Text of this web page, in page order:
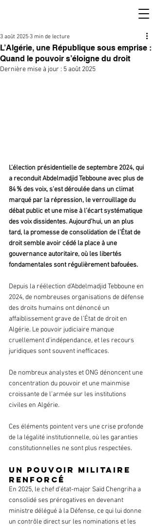
L’Algérie, une République sous emprise :
Quand le pouvoir s’éloigne du droit
3 août 2025 3 min de lecture
Dernière mise à jour : 5 août 2025
L’élection présidentielle de septembre 2024, qui
a reconduit Abdelmadjid Tebboune avec plus de
84 % des voix, s’est déroulée dans un climat
marqué par la répression, le verrouillage du
débat public et une mise à l’écart systématique
des voix dissidentes. Aujourd’hui, un an plus
tard, la promesse de consolidation de l’État de
droit semble avoir cédé la place à une
gouvernance autoritaire, où les libertés
fondamentales sont régulièrement bafouées.
Depuis la réélection d’Abdelmadjid Tebboune en
2024, de nombreuses organisations de défense
des droits humains ont dénoncé un
affaiblissement grave de l’État de droit en
Algérie. Le pouvoir judiciaire manque
cruellement d’indépendance, et les recours
juridiques sont souvent inefficaces.
De nombreux analystes et ONG dénoncent une
concentration du pouvoir et une mainmise
croissante de l’armée sur les institutions
civiles en Algérie.
Ces éléments pointent vers une crise profonde
de la légalité institutionnelle, où les garanties
constitutionnelles ne sont plus respectées.
Un pouvoir militaire
renforcé
En 2025, le chef d’état-major Saïd Chengriha a
consolidé ses prérogatives en devenant
ministre délégué à la Défense, ce qui lui donne
un contrôle direct sur les nominations et les